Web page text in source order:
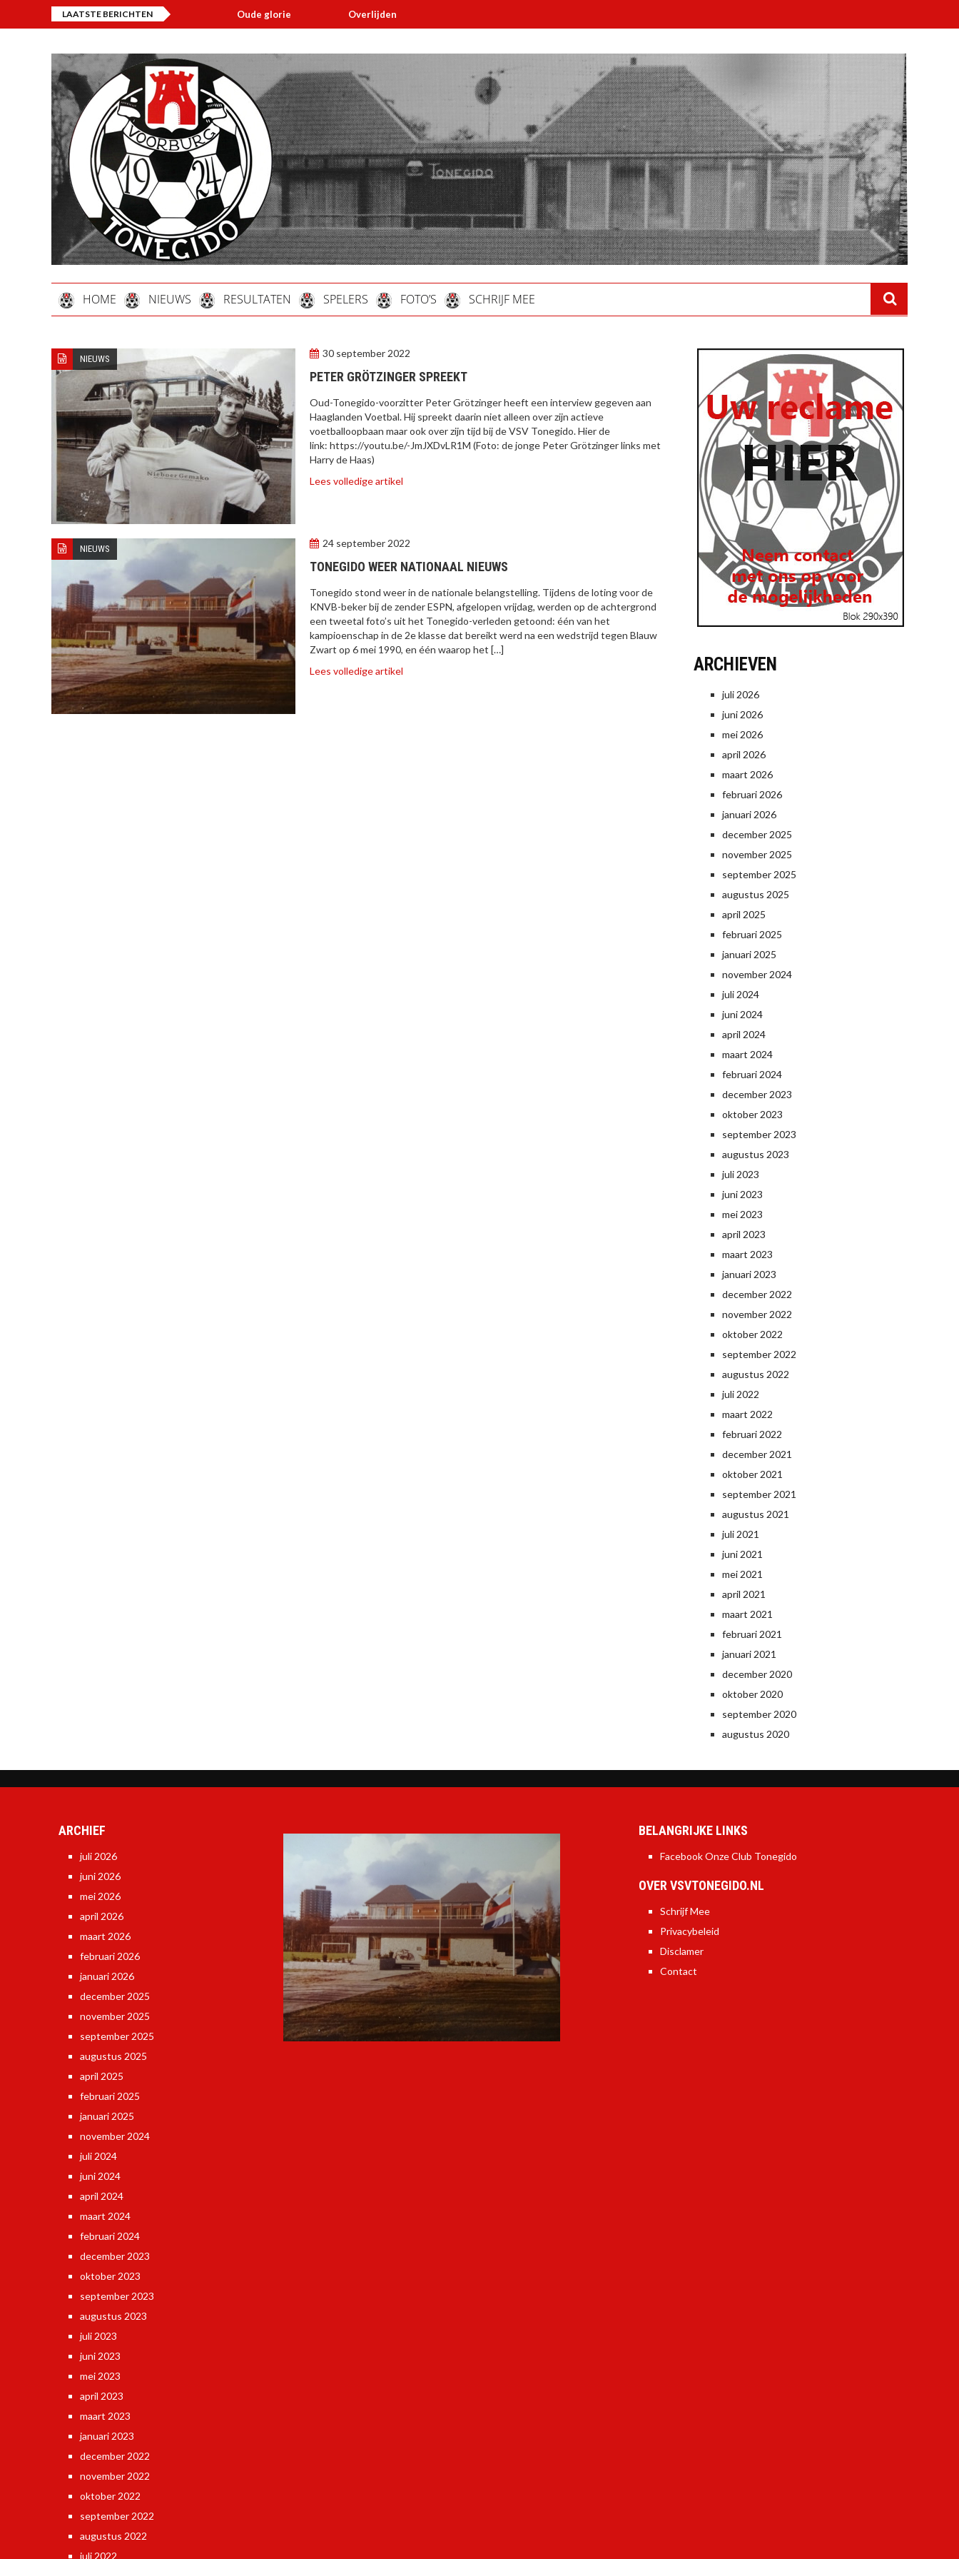
LAATSTE BERICHTEN Oude glorie Overlijden
HOME NIEUWS RESULTATEN SPELERS FOTO’S SCHRIJF MEE
NIEUWS 30 september 2022
PETER GRÖTZINGER SPREEKT
Oud-Tonegido-voorzitter Peter Grötzinger heeft een interview gegeven aan
Haaglanden Voetbal. Hij spreekt daarin niet alleen over zijn actieve
voetballoopbaan maar ook over zijn tijd bij de VSV Tonegido. Hier de
link: https://youtu.be/-JmJXDvLR1M (Foto: de jonge Peter Grötzinger links met
Harry de Haas)
Lees volledige artikel
NIEUWS 24 september 2022
TONEGIDO WEER NATIONAAL NIEUWS
Tonegido stond weer in de nationale belangstelling. Tijdens de loting voor de
KNVB-beker bij de zender ESPN, afgelopen vrijdag, werden op de achtergrond
een tweetal foto’s uit het Tonegido-verleden getoond: één van het
kampioenschap in de 2e klasse dat bereikt werd na een wedstrijd tegen Blauw
Zwart op 6 mei 1990, en één waarop het […]
Lees volledige artikel
ARCHIEVEN
juli 2026
juni 2026
mei 2026
april 2026
maart 2026
februari 2026
januari 2026
december 2025
november 2025
september 2025
augustus 2025
april 2025
februari 2025
januari 2025
november 2024
juli 2024
juni 2024
april 2024
maart 2024
februari 2024
december 2023
oktober 2023
september 2023
augustus 2023
juli 2023
juni 2023
mei 2023
april 2023
maart 2023
januari 2023
december 2022
november 2022
oktober 2022
september 2022
augustus 2022
juli 2022
maart 2022
februari 2022
december 2021
oktober 2021
september 2021
augustus 2021
juli 2021
juni 2021
mei 2021
april 2021
maart 2021
februari 2021
januari 2021
december 2020
oktober 2020
september 2020
augustus 2020
ARCHIEF
juli 2026
juni 2026
mei 2026
april 2026
maart 2026
februari 2026
januari 2026
december 2025
november 2025
september 2025
augustus 2025
april 2025
februari 2025
januari 2025
november 2024
juli 2024
juni 2024
april 2024
maart 2024
februari 2024
december 2023
oktober 2023
september 2023
augustus 2023
juli 2023
juni 2023
mei 2023
april 2023
maart 2023
januari 2023
december 2022
november 2022
oktober 2022
september 2022
augustus 2022
juli 2022
BELANGRIJKE LINKS
Facebook Onze Club Tonegido
OVER VSVTONEGIDO.NL
Schrijf Mee
Privacybeleid
Disclamer
Contact